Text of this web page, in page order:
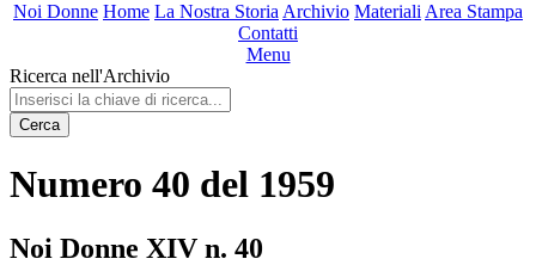
Noi Donne Home La Nostra Storia Archivio Materiali Area Stampa
Contatti
Menu
Ricerca nell'Archivio
Cerca
Numero 40 del 1959
Noi Donne XIV n. 40